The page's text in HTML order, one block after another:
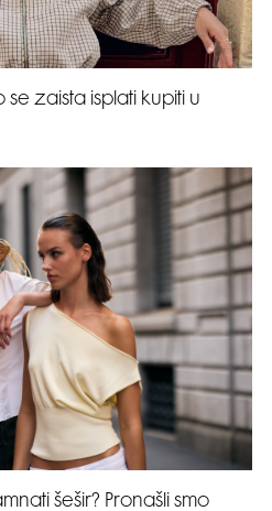
se zaista isplati kupiti u
šešir? Pronašli smo